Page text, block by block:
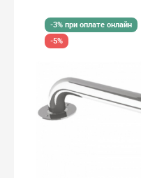
-3% при оплате онлайн
-5%